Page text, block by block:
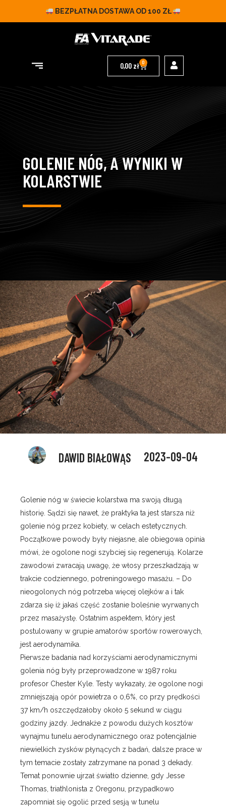
BEZPŁATNA DOSTAWA OD 100 ZŁ
0,00 zł 0
GOLENIE NÓG, A WYNIKI W
KOLARSTWIE
DAWID BIAŁOWĄS 2023-09-04
Golenie nóg w świecie kolarstwa ma swoją długą
historię. Sądzi się nawet, że praktyka ta jest starsza niż
golenie nóg przez kobiety, w celach estetycznych.
Początkowe powody były niejasne, ale obiegowa opinia
mówi, że ogolone nogi szybciej się regenerują. Kolarze
zawodowi zwracają uwagę, że włosy przeszkadzają w
trakcie codziennego, potreningowego masażu. – Do
nieogolonych nóg potrzeba więcej olejków a i tak
zdarza się iż jakaś część zostanie boleśnie wyrwanych
przez masażystę. Ostatnim aspektem, który jest
postulowany w grupie amatorów sportów rowerowych,
jest aerodynamika.
Pierwsze badania nad korzyściami aerodynamicznymi
golenia nóg były przeprowadzone w 1987 roku
profesor Chester Kyle. Testy wykazały, że ogolone nogi
zmniejszają opór powietrza o 0,6%, co przy prędkości
37 km/h oszczędzałoby około 5 sekund w ciągu
godziny jazdy. Jednakże z powodu dużych kosztów
wynajmu tunelu aerodynamicznego oraz potencjalnie
niewielkich zysków płynących z badań, dalsze prace w
tym temacie zostały zatrzymane na ponad 3 dekady.
Temat ponownie ujrzał światło dzienne, gdy Jesse
Thomas, triathlonista z Oregonu, przypadkowo
zapomniał się ogolić przed sesją w tunelu